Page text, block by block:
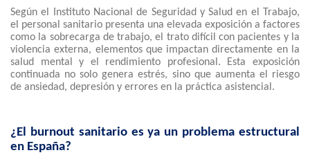
Según el Instituto Nacional de Seguridad y Salud en el Trabajo,
el personal sanitario presenta una elevada exposición a factores
como la sobrecarga de trabajo, el trato difícil con pacientes y la
violencia externa, elementos que impactan directamente en la
salud mental y el rendimiento profesional. Esta exposición
continuada no solo genera estrés, sino que aumenta el riesgo
de ansiedad, depresión y errores en la práctica asistencial.
¿El burnout sanitario es ya un problema estructural
en España?